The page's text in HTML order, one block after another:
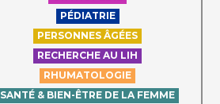
PÉDIATRIE
PERSONNES ÂGÉES
RECHERCHE AU LIH
RHUMATOLOGIE
SANTÉ & BIEN-ÊTRE DE LA FEMME